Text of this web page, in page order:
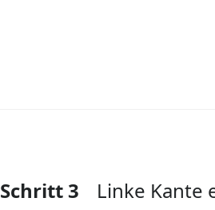
Kommentar hinzufügen
Schritt 3 Linke Kante